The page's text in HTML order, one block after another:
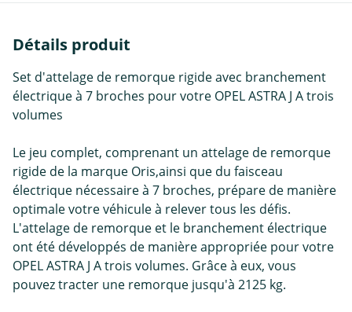
Détails produit
Set d'attelage de remorque rigide avec branchement
électrique à 7 broches pour votre OPEL ASTRA J A trois
volumes
Le jeu complet, comprenant un attelage de remorque
rigide de la marque Oris,ainsi que du faisceau
électrique nécessaire à 7 broches, prépare de manière
optimale votre véhicule à relever tous les défis.
L'attelage de remorque et le branchement électrique
ont été développés de manière appropriée pour votre
OPEL ASTRA J A trois volumes. Grâce à eux, vous
pouvez tracter une remorque jusqu'à 2125 kg.